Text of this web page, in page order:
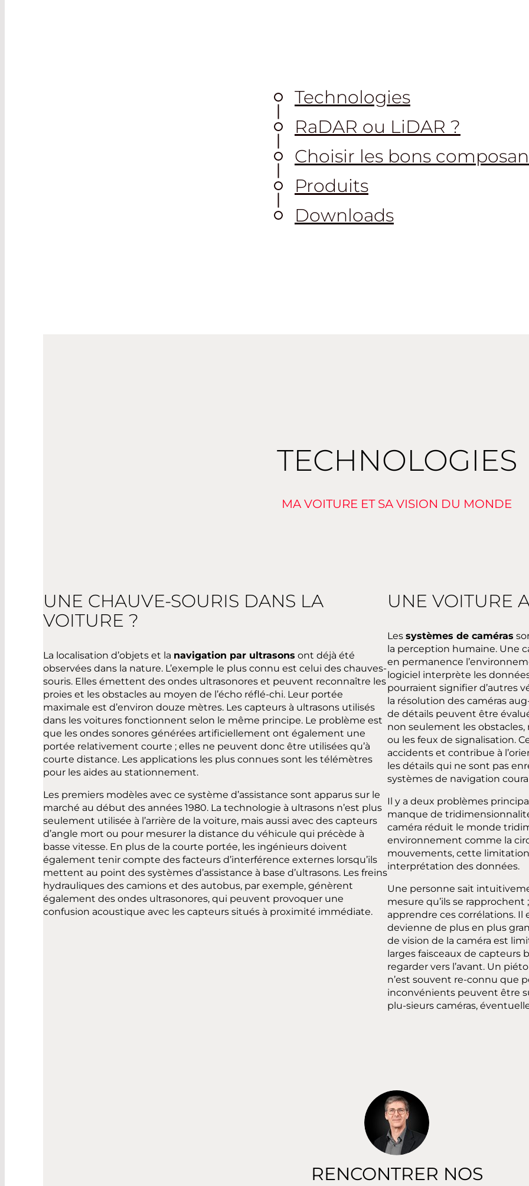
Technologies
RaDAR ou LiDAR ?
Choisir les bons
Produits
Downloads
TECHNOLOGIES
MA VOITURE ET SA VISION DU MONDE
UNE CHAUVE-SOURIS DANS LA
VOITURE ?
La localisation d’objets et la navigation par ultrasons ont déjà été
observées dans la nature. L’exemple le plus connu est celui des chauves-
souris. Elles émettent des ondes ultrasonores et peuvent reconnaître les
proies et les obstacles au moyen de l’écho réflé-chi. Leur portée
maximale est d’environ douze mètres. Les capteurs à ultrasons utilisés
dans les voitures fonctionnent selon le même principe. Le problème est
que les ondes sonores générées artificiellement ont également une
portée relativement courte ; elles ne peuvent donc être utilisées qu’à
courte distance. Les applications les plus connues sont les télémètres
pour les aides au stationnement.
Les premiers modèles avec ce système d’assistance sont apparus sur le
marché au début des années 1980. La technologie à ultrasons n’est plus
seulement utilisée à l’arrière de la voiture, mais aussi avec des capteurs
d’angle mort ou pour mesurer la distance du véhicule qui précède à
basse vitesse. En plus de la courte portée, les ingénieurs doivent
également tenir compte des facteurs d’interférence externes lorsqu’ils
mettent au point des systèmes d’assistance à base d’ultrasons. Les freins
hydrauliques des camions et des autobus, par exemple, génèrent
également des ondes ultrasonores, qui peuvent provoquer une
confusion acoustique avec les capteurs situés à proximité immédiate.
UNE VOITURE
Les systèmes de caméras
la perception humaine. Une
en permanence
logiciel interprète les
pourraient signifier d’autres
la résolution des caméras
de détails peuvent être
non seulement les obstacles,
ou les feux de signalisation.
accidents et contribue à
les détails qui ne sont pas
systèmes de navigation
Il y a deux problèmes
manque de
caméra réduit le monde
environnement comme la
mouvements, cette
interprétation des données.
Une personne sait
mesure qu’ils se
apprendre ces corrélations.
devienne de plus en plus
de vision de la caméra est
larges faisceaux de capteurs
regarder vers l’avant. Un
n’est souvent re-connu que
inconvénients peuvent être
plu-sieurs caméras,
RENCONTRER NOS